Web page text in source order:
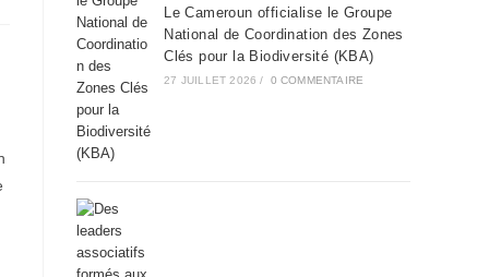
Le Cameroun officialise le Groupe
National de Coordination des Zones
Clés pour la Biodiversité (KBA)
27 JUILLET 2026 / 0 COMMENTAIRE